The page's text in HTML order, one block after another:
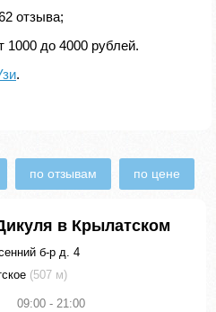
отзыва;
до 4000 рублей.
.
по отзывам по цене
в Крылатском
б-р д. 4
(507 м)
09:00 - 21:00